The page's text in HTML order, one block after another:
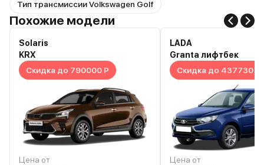
Тип трансмиссии Volkswagen Golf
Похожие модели
Solaris
KRX
Скидка до 790000 Р
Цена от
LADA
Granta лифтбек
Скидка до 437730 Р
Цена от